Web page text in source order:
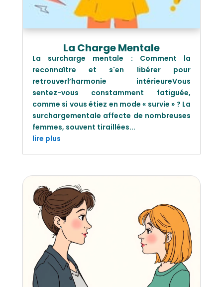
La Charge Mentale
La surcharge mentale : Comment la
reconnaître et s'en libérer pour
retrouverl’harmonie intérieureVous
sentez-vous constamment fatiguée,
comme si vous étiez en mode « survie » ? La
surchargementale affecte de nombreuses
femmes, souvent tiraillées...
lire plus